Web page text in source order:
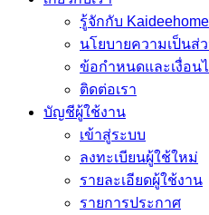
รู้จักกับ
นโยบายความเป็นส่
ข้อกำหนดและเงื่อน
ติดต่อเรา
บัญชีผู้ใช้งาน
เข้าสู่ระบบ
ลงทะเบียนผู้ใช้ใหม่
รายละเอียดผู้ใช้งาน
รายการประกาศ